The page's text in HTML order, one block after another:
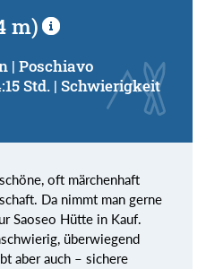
m)
| Poschiavo
Std. | Schwierigkeit
oft märchenhaft
Da nimmt man gerne
Saoseo Hütte in Kauf.
überwiegend
aber auch – sichere